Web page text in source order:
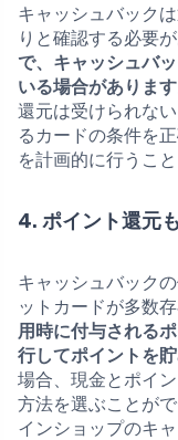
キャッシュバック
りと確認する必要が
で、キャッシュバ
いる場合があります
還元は受けられな
るカードの条件を
を計画的に行うこ
4. ポイント還元
キャッシュバック
ットカードが多数存
用時に付与される
行してポイントを
場合、現金とポイ
方法を選ぶことが
インショップのキ